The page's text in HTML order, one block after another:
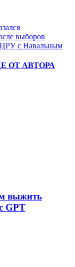
выборов
ЦРУ с Навальным
ОТ АВТОРА
выжить
GPT